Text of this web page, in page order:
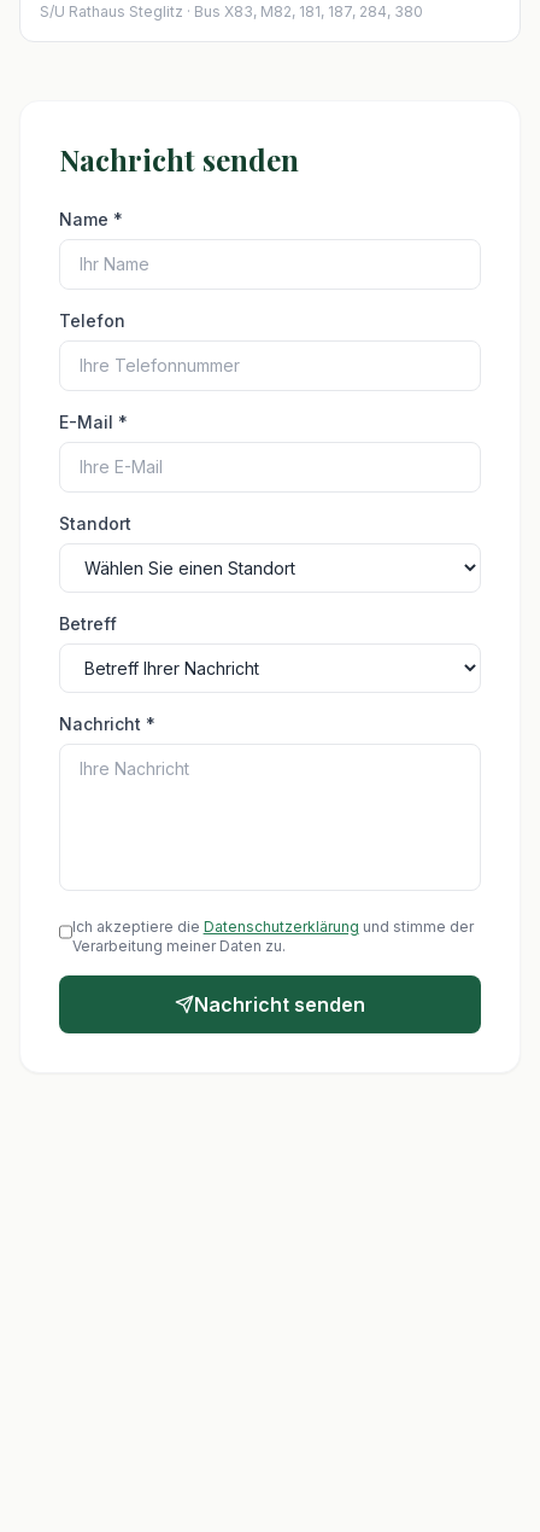
S/U Rathaus Steglitz · Bus X83, M82, 181, 187, 284, 380
Nachricht senden
Name *
Telefon
E-Mail *
Standort
Betreff
Nachricht *
Ich akzeptiere die Datenschutzerklärung und stimme der
Verarbeitung meiner Daten zu.
Nachricht senden